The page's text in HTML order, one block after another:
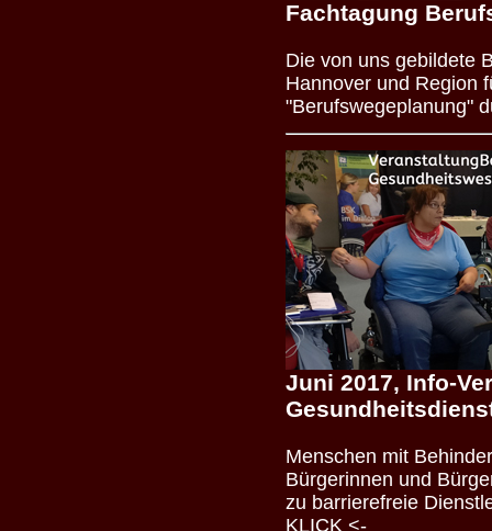
Fachtagung
Die von uns gebildete
Hannover und Region
"Berufswegeplanung"
Juni 2017, Info-
Menschen mit
Bürgerinnen und
zu barrierefreie
KLICK <-